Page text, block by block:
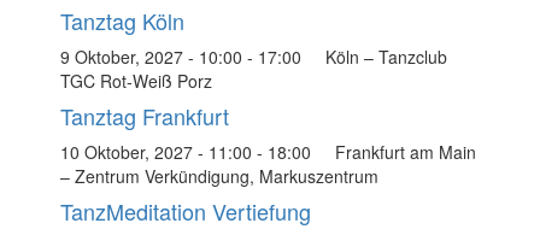
Tanztag Köln
9 Oktober, 2027 - 10:00 - 17:00
Köln – Tanzclub
TGC Rot-Weiß Porz
Tanztag Frankfurt
10 Oktober, 2027 - 11:00 - 18:00
Frankfurt am Main
– Zentrum Verkündigung, Markuszentrum
TanzMeditation Vertiefung